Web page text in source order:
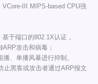
VCore-III MIPS-based CPU强
于端口的802.1X认证，
攻击和病毒；
、单播风暴进行抑制。
止黑客或攻击者通过ARP报文